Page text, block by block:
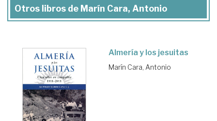
Otros libros de Marín Cara, Antonio
Almería y los jesuitas
Marín Cara, Antonio